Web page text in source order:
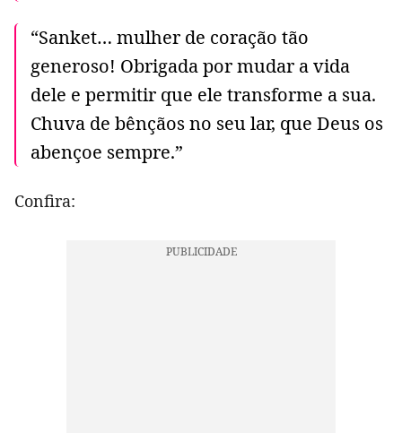
“Sanket… mulher de coração tão
generoso! Obrigada por mudar a vida
dele e permitir que ele transforme a sua.
Chuva de bênçãos no seu lar, que Deus os
abençoe sempre.”
Confira: